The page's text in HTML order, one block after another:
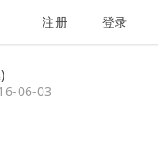
注册 登录
06-03